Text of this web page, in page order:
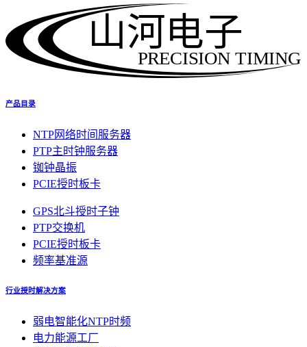
PRECISION TIMING
山河电子
产品目录
NTP网络时间服务器
PTP主时钟服务器
铷钟晶振
PCIE授时板卡
GPS北斗授时子钟
PTP交换机
PCIE授时板卡
频率基准源
行业授时解决方案
弱电智能化NTP时频
电力能源工厂